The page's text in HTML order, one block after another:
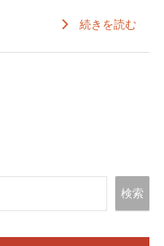
続きを読む
検索